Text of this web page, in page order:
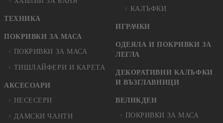
ТЕХНИКА
ПОКРИВКИ ЗА МАСА
ПОКРИВКИ ЗА МАСА
ТИШЛАЙФЕРИ И КАРЕТА
АКСЕСОАРИ
НЕСЕСЕРИ
ДАМСКИ ЧАНТИ
КАЛЪФКИ
ИГРАЧКИ
ОДЕЯЛА И ПОКРИВКИ ЗА
ЛЕГЛА
ДЕКОРАТИВНИ КАЛЪФКИ
И ВЪЗГЛАВНИЦИ
ВЕЛИКДЕН
ПОКРИВКИ ЗА МАСА